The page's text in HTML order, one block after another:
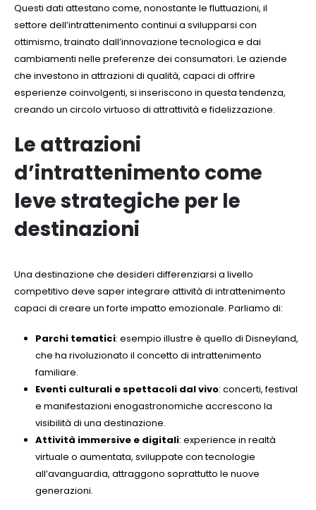
Questi dati attestano come, nonostante le fluttuazioni, il
settore dell’intrattenimento continui a svilupparsi con
ottimismo, trainato dall’innovazione tecnologica e dai
cambiamenti nelle preferenze dei consumatori. Le aziende
che investono in attrazioni di qualità, capaci di offrire
esperienze coinvolgenti, si inseriscono in questa tendenza,
creando un circolo virtuoso di attrattività e fidelizzazione.
Le attrazioni
d’intrattenimento come
leve strategiche per le
destinazioni
Una destinazione che desideri differenziarsi a livello
competitivo deve saper integrare attività di intrattenimento
capaci di creare un forte impatto emozionale. Parliamo di:
Parchi tematici: esempio illustre è quello di Disneyland,
che ha rivoluzionato il concetto di intrattenimento
familiare.
Eventi culturali e spettacoli dal vivo: concerti, festival
e manifestazioni enogastronomiche accrescono la
visibilità di una destinazione.
Attività immersive e digitali: experience in realtà
virtuale o aumentata, sviluppate con tecnologie
all’avanguardia, attraggono soprattutto le nuove
generazioni.